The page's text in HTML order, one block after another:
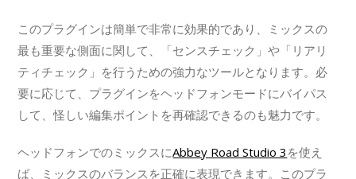
このプラグインは簡単で非常に効果的であり、ミックスの
最も重要な側面に関して、「センスチェック」や「リアリ
ティチェック」を行うための強力なツールとなります。必
要に応じて、プラグインをヘッドフォンモードにバイパス
して、怪しい編集ポイントを再確認できるのも魅力です。
ヘッドフォンでのミックスにAbbey Road Studio 3 を使え
ば、ミックスのバランスを正確に表現できます。このプラ